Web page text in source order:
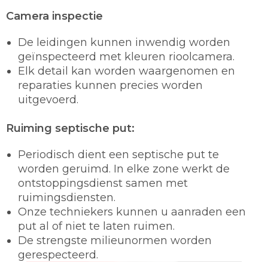
Camera inspectie
De leidingen kunnen inwendig worden
geïnspecteerd met kleuren rioolcamera.
Elk detail kan worden waargenomen en
reparaties kunnen precies worden
uitgevoerd.
Ruiming septische put:
Periodisch dient een septische put te
worden geruimd. In elke zone werkt de
ontstoppingsdienst samen met
ruimingsdiensten.
Onze techniekers kunnen u aanraden een
put al of niet te laten ruimen.
De strengste milieunormen worden
gerespecteerd.